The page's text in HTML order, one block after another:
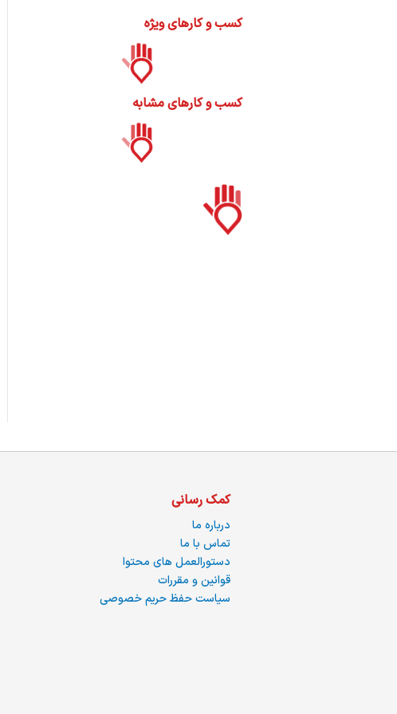
کسب و کارهای ویژه
کسب و کارهای مشابه
کمک رسانی
درباره ما
تماس با ما
دستورالعمل های محتوا
قوانین و مقررات
سیاست حفظ حریم خصوصی